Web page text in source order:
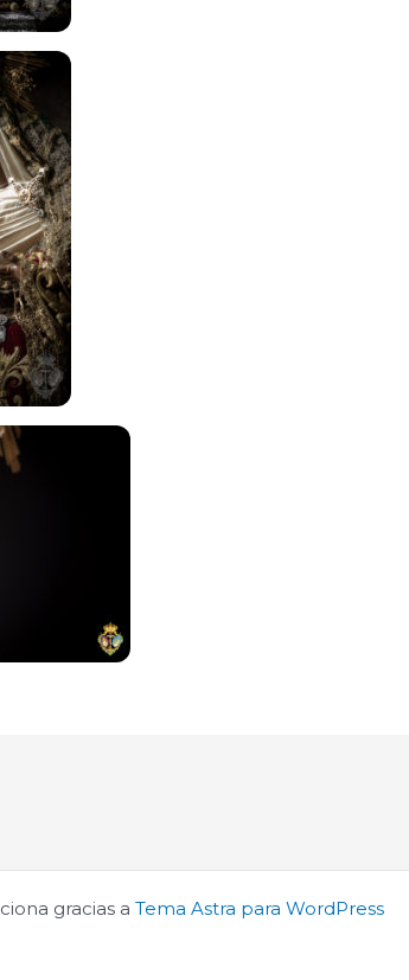
gracias a Tema Astra para WordPress
RGPD